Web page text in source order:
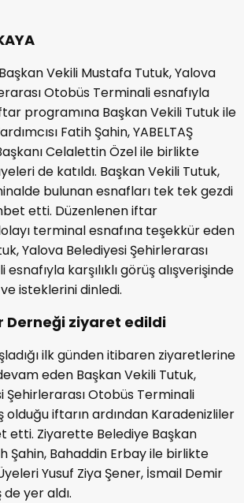
Vekili Mustafa Tutuk, Yalova
Otobüs Terminali esnafıyla
programına Başkan Vekili Tutuk ile
Fatih Şahin, YABELTAŞ
Celalettin Özel ile birlikte
de katıldı. Başkan Vekili Tutuk,
bulunan esnafları tek tek gezdi
etti. Düzenlenen iftar
terminal esnafına teşekkür eden
Yalova Belediyesi Şehirlerarası
karşılıklı görüş alışverişinde
isteklerini dinledi.
Derneği ziyaret edildi
ilk günden itibaren ziyaretlerine
eden Başkan Vekili Tutuk,
Şehirlerarası Otobüs Terminali
olduğu iftarın ardından Karadenizliler
etti. Ziyarette Belediye Başkan
Şahin, Bahaddin Erbay ile birlikte
Yusuf Ziya Şener, İsmail Demir
yer aldı.